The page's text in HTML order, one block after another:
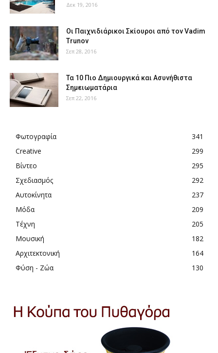
Δεκ 19, 2016
Οι Παιχνιδιάρικοι Σκίουροι από τον Vadim
Trunov
Σεπ 28, 2016
Τα 10 Πιο Δημιουργικά και Ασυνήθιστα
Σημειωματάρια
Σεπ 22, 2016
Φωτογραφία
341
Creative
299
Βίντεο
295
Σχεδιασμός
292
Αυτοκίνητα
237
Μόδα
209
Τέχνη
205
Μουσική
182
Αρχιτεκτονική
164
Φύση - Ζώα
130